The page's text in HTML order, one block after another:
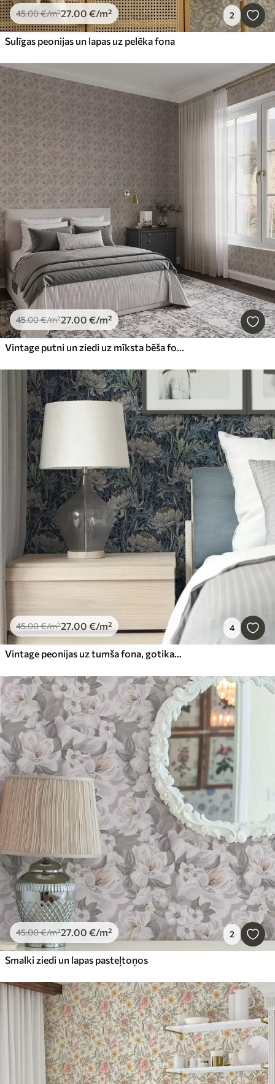
45.00€/m²27.00 €/m² 2
Sulīgas peonijas un lapas uz pelēka fona
45.00€/m²27.00 €/m²
Vintage putni un ziedi uz mīksta bēša fona
45.00€/m²27.00 €/m² 4
Vintage peonijas uz tumša fona, gotikas ziedu stilā
45.00€/m²27.00 €/m² 2
Smalki ziedi un lapas pasteļtoņos